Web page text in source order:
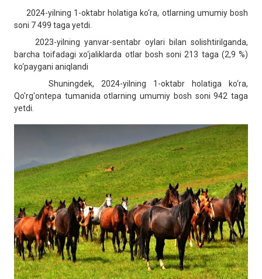
2024-yilning 1-oktabr holatiga ko‘ra, otlarning umumiy bosh
soni 7 499 taga yetdi.
2023-yilning yanvar-sentabr oylari bilan solishtirilganda,
barcha toifadagi xo‘jaliklarda otlar bosh soni 213 taga (2,9 %)
ko‘paygani aniqlandi
Shuningdek, 2024-yilning 1-oktabr holatiga ko‘ra,
Qo'rg'ontepa tumanida otlarning umumiy bosh soni 942 taga
yetdi.